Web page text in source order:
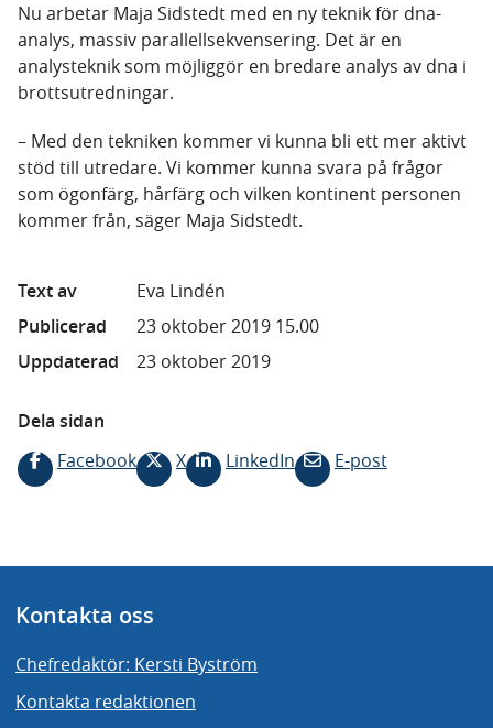
Nu arbetar Maja Sidstedt med en ny teknik för dna-
analys, massiv parallellsekvensering. Det är en
analysteknik som möjliggör en bredare analys av dna i
brottsutredningar.
– Med den tekniken kommer vi kunna bli ett mer aktivt
stöd till utredare. Vi kommer kunna svara på frågor
som ögonfärg, hårfärg och vilken kontinent personen
kommer från, säger Maja Sidstedt.
Text av
Eva Lindén
Publicerad
23 oktober 2019 15.00
Uppdaterad
23 oktober 2019
Dela sidan
Facebook
X LinkedIn E-post
Kontakta oss
Chefredaktör: Kersti Byström
Kontakta redaktionen